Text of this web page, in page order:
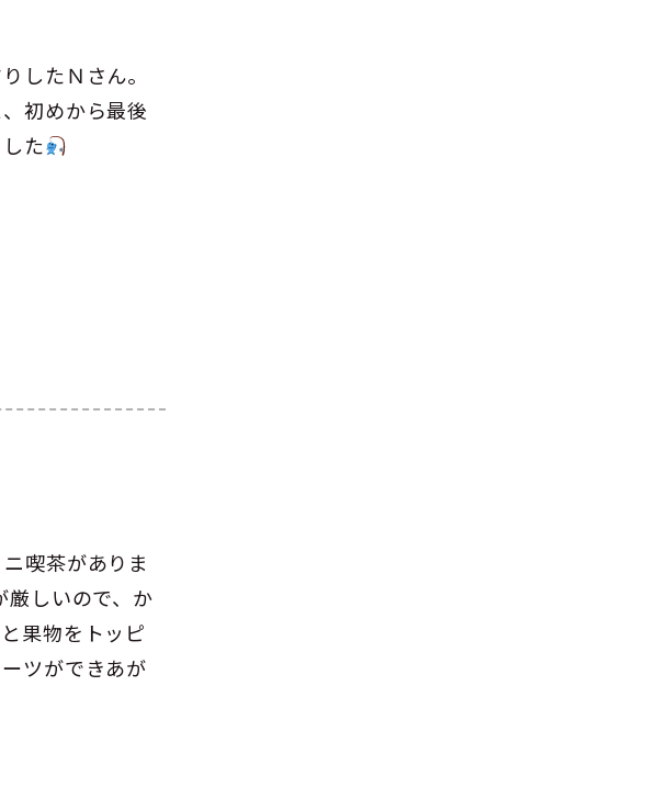
したＮさん。
初めから最後
た
喫茶がありま
厳しいので、か
果物をトッピ
ツができあが